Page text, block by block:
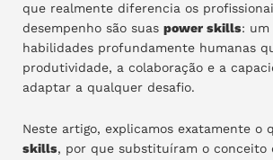
que realmente diferencia os
desempenho são suas power skills:
habilidades profundamente humanas
produtividade, a colaboração e a
adaptar a qualquer desafio.
Neste artigo, explicamos exatamente o
skills, por que substituíram o conceito